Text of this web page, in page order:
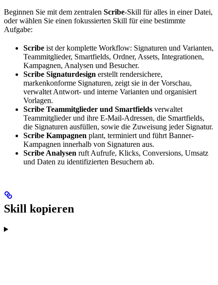
Beginnen Sie mit dem zentralen Scribe-Skill für alles in einer Datei,
oder wählen Sie einen fokussierten Skill für eine bestimmte
Aufgabe:
Scribe ist der komplette Workflow: Signaturen und Varianten,
Teammitglieder, Smartfields, Ordner, Assets, Integrationen,
Kampagnen, Analysen und Besucher.
Scribe Signaturdesign erstellt rendersichere,
markenkonforme Signaturen, zeigt sie in der Vorschau,
verwaltet Antwort- und interne Varianten und organisiert
Vorlagen.
Scribe Teammitglieder und Smartfields verwaltet
Teammitglieder und ihre E-Mail-Adressen, die Smartfields,
die Signaturen ausfüllen, sowie die Zuweisung jeder Signatur.
Scribe Kampagnen plant, terminiert und führt Banner-
Kampagnen innerhalb von Signaturen aus.
Scribe Analysen ruft Aufrufe, Klicks, Conversions, Umsatz
und Daten zu identifizierten Besuchern ab.
Skill kopieren